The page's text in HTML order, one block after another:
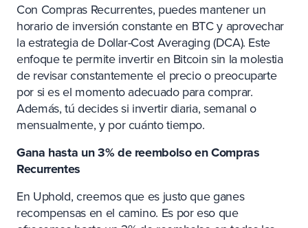
Con Compras Recurrentes, puedes mantener un
horario de inversión constante en BTC y aprovechar
la estrategia de Dollar-Cost Averaging (DCA). Este
enfoque te permite invertir en Bitcoin sin la molestia
de revisar constantemente el precio o preocuparte
por si es el momento adecuado para comprar.
Además, tú decides si invertir diaria, semanal o
mensualmente, y por cuánto tiempo.
Gana hasta un 3% de reembolso en Compras
Recurrentes
En Uphold, creemos que es justo que ganes
recompensas en el camino. Es por eso que